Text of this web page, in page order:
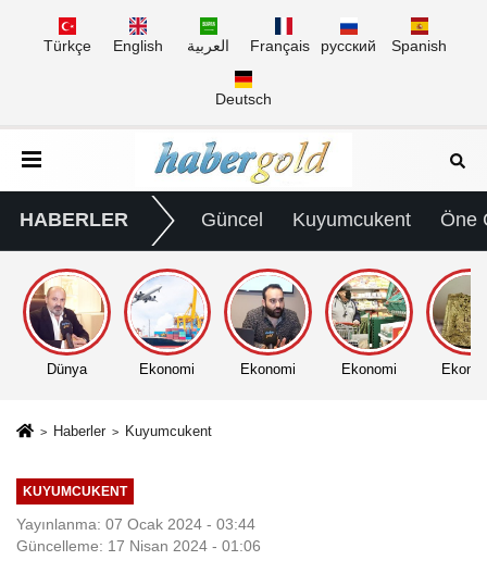
Türkçe English العربية Français русский Spanish
Deutsch
HABERLER Güncel Kuyumcukent Öne
Dünya Ekonomi Ekonomi Ekonomi
Haberler Kuyumcukent
KUYUMCUKENT
Yayınlanma: 07 Ocak 2024 - 03:44
Güncelleme: 17 Nisan 2024 - 01:06